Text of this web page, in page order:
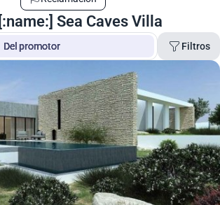
Sea Caves Villa
Del promotor Filtros
Buscar